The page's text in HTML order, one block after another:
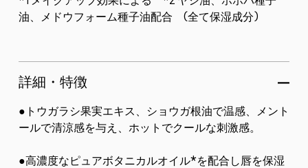
油、メドウフォーム種子油配合 (全て保湿成分)
詳細・特徴
●トウガラシ果実エキス、ショウガ根油で温感、メント
ールで清涼感を与え、ホットでクールな刺激感。
●高濃度なピュアボタニカルオイル*を配合し唇を保湿